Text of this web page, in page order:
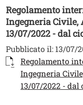
Regolamento
Ingegneria Civile,
13/07/2022 - dal
Pubblicato il: 13/07/
Documento
Regolamento
Ingegneria
13/07/2022 - dal